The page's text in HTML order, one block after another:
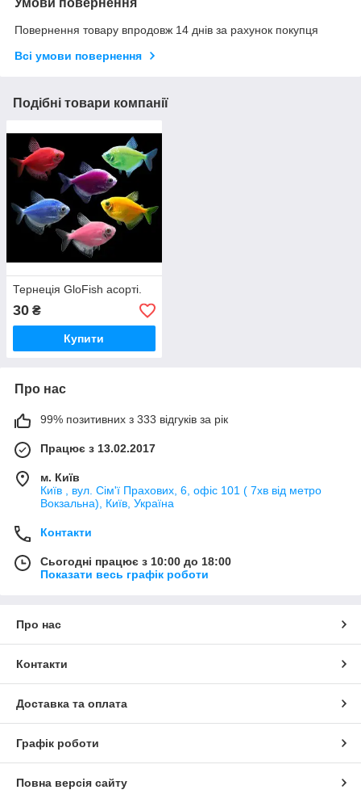
Повернення товару впродовж 14 днів за рахунок покупця
Всі умови повернення
Подібні товари компанії
Тернеція GloFish асорті.
30 ₴
Купити
Про нас
99% позитивних з 333 відгуків за рік
Працює з 13.02.2017
м. Київ
Київ , вул. Сім'ї Прахових, 6, офіс 101 ( 7хв від метро
Вокзальна), Київ, Україна
Контакти
Сьогодні працює з 10:00 до 18:00
Показати весь графік роботи
Про нас
Контакти
Доставка та оплата
Графік роботи
Повна версія сайту